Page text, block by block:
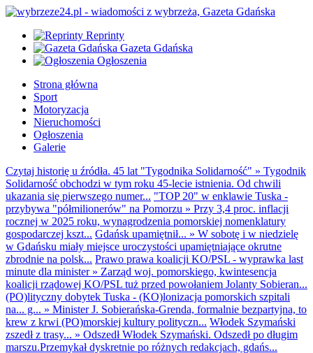
Reprinty
Gazeta Gdańska
Ogłoszenia
Strona główna
Sport
Motoryzacja
Nieruchomości
Ogłoszenia
Galerie
Czytaj historię u źródła. 45 lat "Tygodnika Solidarność" » Tygodnik
Solidarność obchodzi w tym roku 45-lecie istnienia. Od chwili
ukazania się pierwszego numer... "TOP 20" w enklawie Tuska -
przybywa "półmilionerów" na Pomorzu » Przy 3,4 proc. inflacji
rocznej w 2025 roku, wynagrodzenia pomorskiej nomenklatury
gospodarczej kszt... Gdańsk upamiętnił... » W sobotę i w niedzielę
w Gdańsku miały miejsce uroczystości upamiętniające okrutne
zbrodnie na polsk... Prawo prawa koalicji KO/PSL - wyprawka last
minute dla minister» Zarząd woj. pomorskiego, kwintesencja
koalicji rządowej KO/PSL tuż przed powołaniem Jolanty Sobieran...
(PO)lityczny dobytek Tuska - (KO)lonizacja pomorskich szpitali
na... g... » Minister J. Sobierańska-Grenda, formalnie bezpartyjna, to
krew z krwi (PO)morskiej kultury polityczn... Włodek Szymański
zszedł z trasy... » Odszedł Włodek Szymański. Odszedł po długim
marszu.Przemykał dyskretnie po różnych redakcjach, gdańs...